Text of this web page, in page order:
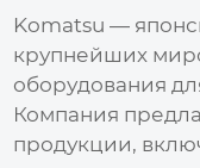
Komatsu —
крупнейших
оборудования
Компания
продукции,